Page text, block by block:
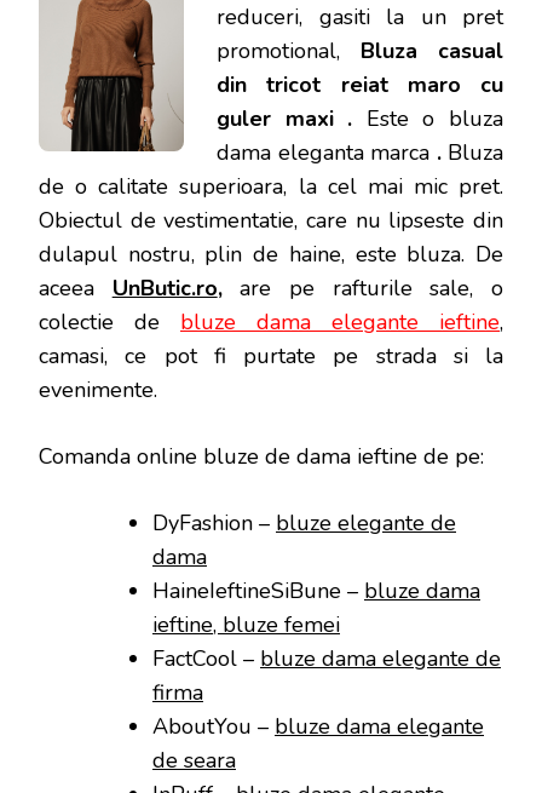
reduceri, gasiti la un pret
promotional, Bluza casual
din tricot reiat maro cu
guler maxi . Este o bluza
dama eleganta marca .Bluza
de o calitate superioara, la cel mai mic pret.
Obiectul de vestimentatie, care nu lipseste din
dulapul nostru, plin de haine, este bluza. De
aceea UnButic.ro,are pe rafturile sale, o
colectie de bluze dama elegante ieftine,
camasi, ce pot fi purtate pe strada si la
evenimente.
Comanda online bluze de dama ieftine de pe:
DyFashion – bluze elegante de
dama
HaineIeftineSiBune – bluze dama
ieftine, bluze femei
FactCool – bluze dama elegante de
firma
AboutYou – bluze dama elegante
de seara